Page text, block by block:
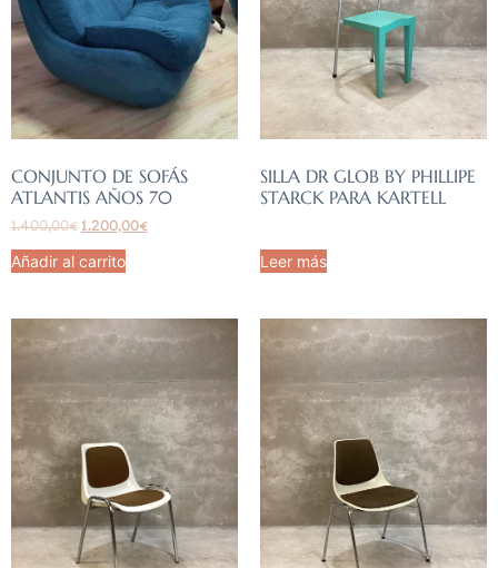
CONJUNTO DE SOFÁS
ATLANTIS AÑOS 70
1.400,00€ 1.200,00€
Añadir al carrito
SILLA DR GLOB BY PHILLIPE
STARCK PARA KARTELL
Leer más